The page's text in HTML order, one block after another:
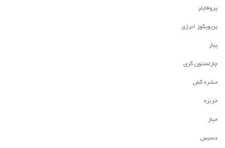
پروفایلر
پریویکور انرژی
پیاز
چارلستون گری
حشره کش
خربزه
خیار
دسیس